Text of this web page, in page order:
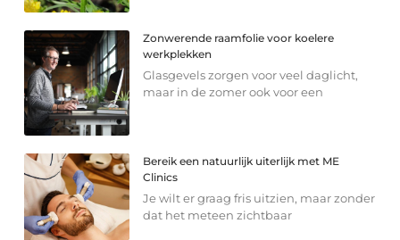
Zonwerende raamfolie voor koelere
werkplekken
Glasgevels zorgen voor veel daglicht,
maar in de zomer ook voor een
Bereik een natuurlijk uiterlijk met ME
Clinics
Je wilt er graag fris uitzien, maar zonder
dat het meteen zichtbaar